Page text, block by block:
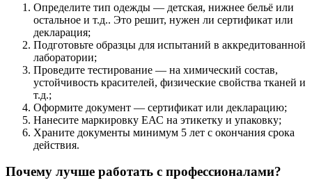
Определите тип одежды — детская, нижнее бельё или
остальное и т.д.. Это решит, нужен ли сертификат или
декларация;
Подготовьте образцы для испытаний в аккредитованной
лаборатории;
Проведите тестирование — на химический состав,
устойчивость красителей, физические свойства тканей и
т.д.;
Оформите документ — сертификат или декларацию;
Нанесите маркировку ЕАС на этикетку и упаковку;
Храните документы минимум 5 лет с окончания срока
действия.
Почему лучше работать с профессионалами?